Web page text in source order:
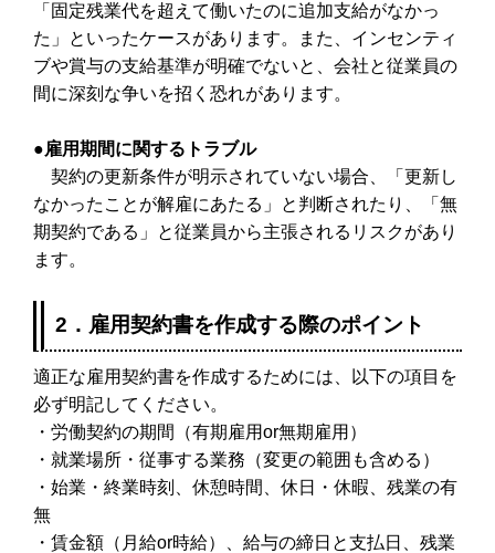
「固定残業代を超えて働いたのに追加支給がなかっ
た」といったケースがあります。また、インセンティ
ブや賞与の支給基準が明確でないと、会社と従業員の
間に深刻な争いを招く恐れがあります。
●雇用期間に関するトラブル
契約の更新条件が明示されていない場合、「更新し
なかったことが解雇にあたる」と判断されたり、「無
期契約である」と従業員から主張されるリスクがあり
ます。
2．雇用契約書を作成する際のポイント
適正な雇用契約書を作成するためには、以下の項目を
必ず明記してください。
・労働契約の期間（有期雇用or無期雇用）
・就業場所・従事する業務（変更の範囲も含める）
・始業・終業時刻、休憩時間、休日・休暇、残業の有
無
・賃金額（月給or時給）、給与の締日と支払日、残業